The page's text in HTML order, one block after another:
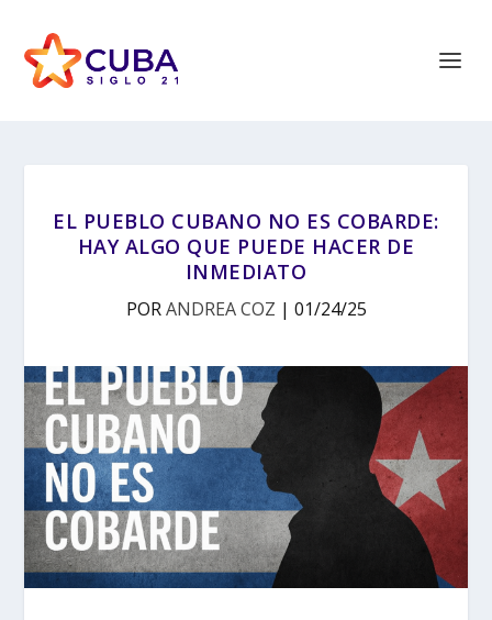
EL PUEBLO CUBANO NO ES COBARDE:
HAY ALGO QUE PUEDE HACER DE
INMEDIATO
PORANDREA COZ | 01/24/25